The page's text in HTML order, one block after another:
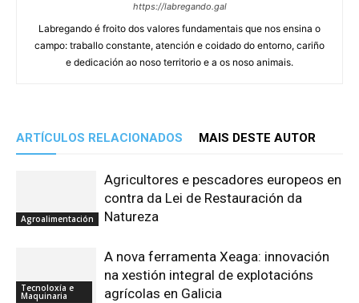
https://labregando.gal
Labregando é froito dos valores fundamentais que nos ensina o
campo: traballo constante, atención e coidado do entorno, cariño
e dedicación ao noso territorio e a os noso animais.
ARTÍCULOS RELACIONADOS MAIS DESTE AUTOR
Agroalimentación
Agricultores e pescadores europeos en
contra da Lei de Restauración da
Natureza
Tecnoloxía e
Maquinaria
A nova ferramenta Xeaga: innovación
na xestión integral de explotacións
agrícolas en Galicia